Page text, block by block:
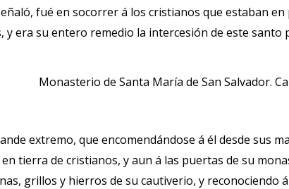
fué en socorrer á los cristianos que estaban en
y era su entero remedio la intercesión de este santo
Monasterio de Santa María de San Salvador.
extremo, que encomendándose á él desde sus
tierra de cristianos, y aun á las puertas de su
grillos y hierros de su cautiverio, y reconociendo